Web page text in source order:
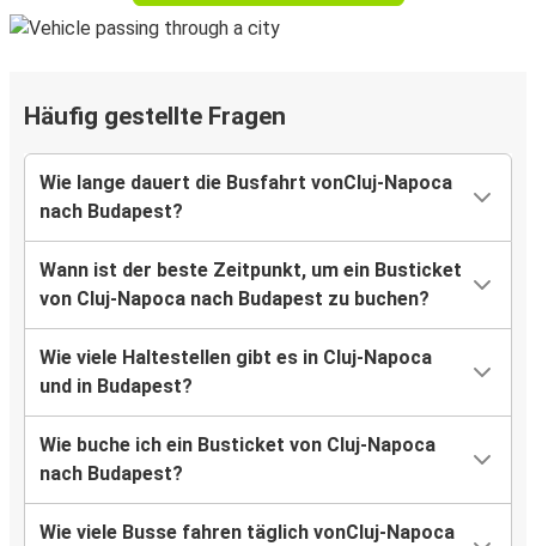
Häufig gestellte Fragen
Wie lange dauert die Busfahrt vonCluj-Napoca
nach Budapest?
Wann ist der beste Zeitpunkt, um ein Busticket
von Cluj-Napoca nach Budapest zu buchen?
Wie viele Haltestellen gibt es in Cluj-Napoca
und in Budapest?
Wie buche ich ein Busticket von Cluj-Napoca
nach Budapest?
Wie viele Busse fahren täglich vonCluj-Napoca